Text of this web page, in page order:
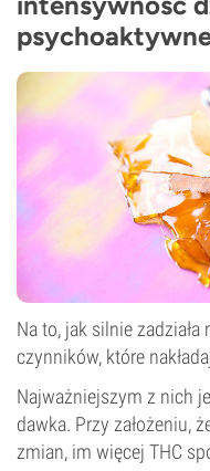
Typ kwitnienia
Fotoperiod
Na to, jak silnie
czynników, które
Najważniejszym z nich
dawka. Przy założeniu,
zmian, im więcej THC